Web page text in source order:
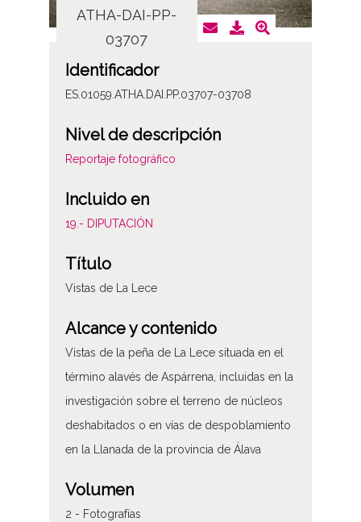
ATHA-DAI-PP-
03707
Identificador
ES.01059.ATHA.DAI.PP.03707-03708
Nivel de descripción
Reportaje fotográfico
Incluido en
19.- DIPUTACIÓN
Título
Vistas de La Lece
Alcance y contenido
Vistas de la peña de La Lece situada en el
término alavés de Aspárrena, incluidas en la
investigación sobre el terreno de núcleos
deshabitados o en vías de despoblamiento
en la Llanada de la provincia de Álava
Volumen
2 - Fotografías